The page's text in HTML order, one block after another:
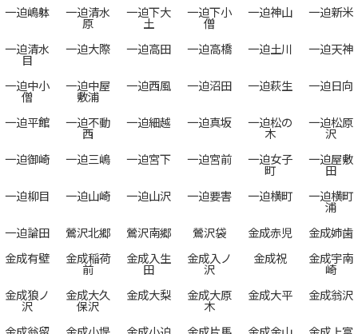
一迫嶋躰 一迫清水
原
一迫下大
土
一迫下小
僧
一迫神山 一迫新米
一迫清水
目
一迫大際 一迫高田 一迫高橋 一迫土川 一迫天神
一迫中小
僧
一迫中屋
敷浦
一迫西風 一迫沼田 一迫萩生 一迫日向
一迫平館 一迫不動
西
一迫細越 一迫真坂 一迫松の
木
一迫松原
沢
一迫御崎
一迫三嶋 一迫宮下 一迫宮前 一迫女子
町
一迫屋敷
田
一迫柳目
一迫山崎 一迫山沢 一迫要害 一迫横町 一迫横町
浦
一迫論田
鶯沢北郷 鶯沢南郷 鶯沢袋 金成赤児
金成姉歯
金成有壁
金成稲荷
前
金成入生
田
金成入ノ
沢
金成祝 金成宇南
崎
金成狼ノ
沢
金成大久
保沢
金成大梨 金成大原
木
金成大平 金成翁沢